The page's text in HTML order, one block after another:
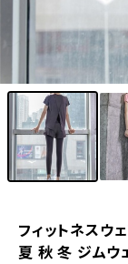
フィットネスウ
夏 秋 冬 ジムウ